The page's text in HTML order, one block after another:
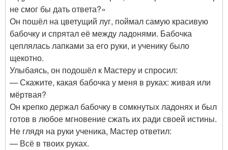
не смог бы дать ответа?»
Он пошёл на цветущий луг, поймал самую красивую
бабочку и спрятал её между ладонями. Бабочка
цеплялась лапками за его руки, и ученику было
щекотно.
Улыбаясь, он подошёл к Мастеру и спросил:
— Скажите, какая бабочка у меня в руках: живая или
мёртвая?
Он крепко держал бабочку в сомкнутых ладонях и был
готов в любое мгновение сжать их ради своей истины.
Не глядя на руки ученика, Мастер ответил:
— Всё в твоих руках.